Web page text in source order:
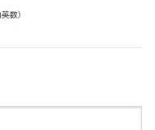
数）